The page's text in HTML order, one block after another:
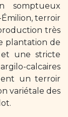
somptueux
terroir
très
plantation de
une stricte
calcaires
un terroir
variétale des